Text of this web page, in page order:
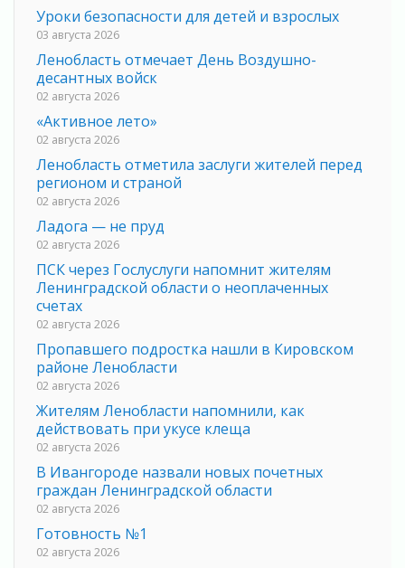
Уроки безопасности для детей и взрослых
03 августа 2026
Ленобласть отмечает День Воздушно-
десантных войск
02 августа 2026
«Активное лето»
02 августа 2026
Ленобласть отметила заслуги жителей перед
регионом и страной
02 августа 2026
Ладога — не пруд
02 августа 2026
ПСК через Гослуслуги напомнит жителям
Ленинградской области о неоплаченных
счетах
02 августа 2026
Пропавшего подростка нашли в Кировском
районе Ленобласти
02 августа 2026
Жителям Ленобласти напомнили, как
действовать при укусе клеща
02 августа 2026
В Ивангороде назвали новых почетных
граждан Ленинградской области
02 августа 2026
Готовность №1
02 августа 2026